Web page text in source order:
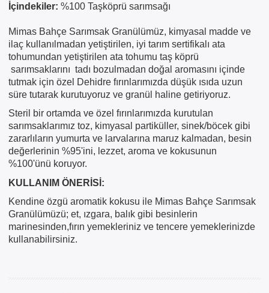
İçindekiler: %100 Taşköprü sarımsağı
Mimas Bahçe Sarımsak Granülümüz, kimyasal madde ve
ilaç kullanılmadan yetiştirilen, iyi tarım sertifikalı ata
tohumundan yetiştirilen ata tohumu taş köprü
sarımsaklarını tadı bozulmadan doğal aromasını içinde
tutmak için özel Dehidre fırınlarımızda düşük ısıda uzun
süre tutarak kurutuyoruz ve granül haline getiriyoruz.
Steril bir ortamda ve özel fırınlarımızda kurutulan
sarımsaklarımız toz, kimyasal partiküller, sinek/böcek gibi
zararlıların yumurta ve larvalarına maruz kalmadan, besin
değerlerinin %95'ini, lezzet, aroma ve kokusunun
%100'ünü koruyor.
KULLANIM ÖNERİSİ:
Kendine özgü aromatik kokusu ile Mimas Bahçe Sarımsak
Granülümüzü; et, ızgara, balık gibi besinlerin
marinesinden,fırın yemekleriniz ve tencere yemeklerinizde
kullanabilirsiniz.
AYNI GÜN
TESLİMAT
ÜRÜNLERİ
Sepetinizde AYNI GÜN TESLİMAT
ürünü bulunduğu için AYNI GÜN
TESLİMAT kargo seçeneği dışında
seçemezsiniz. NOT: AYNI GÜN
TESLİMAT hizmeti sadece İSTANBUL
ve 850TL üzeri siparişler için